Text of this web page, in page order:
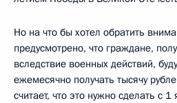
Но на что бы хотел обратить
предусмотрено, что граждане,
вследствие военных действий,
ежемесячно получать тысячу
считает, что это нужно сделать с